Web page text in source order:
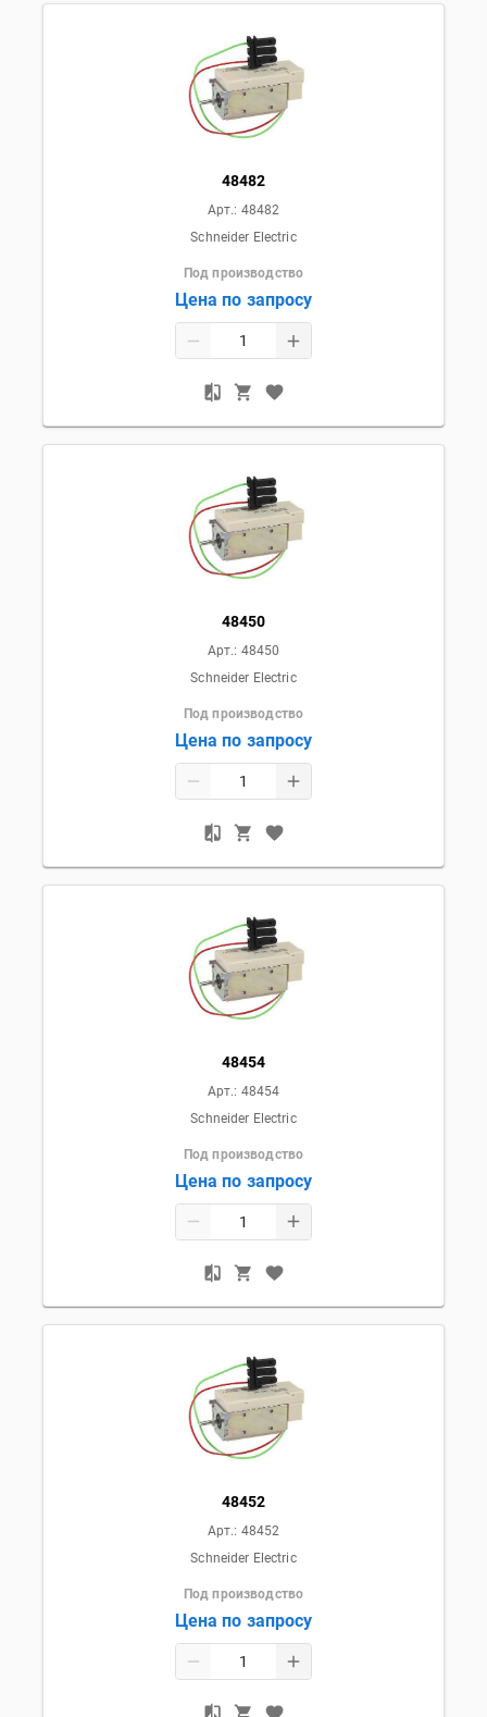
48482
Арт.: 48482
Schneider Electric
Под производство
Цена по запросу
48450
Арт.: 48450
Schneider Electric
Под производство
Цена по запросу
48454
Арт.: 48454
Schneider Electric
Под производство
Цена по запросу
48452
Арт.: 48452
Schneider Electric
Под производство
Цена по запросу